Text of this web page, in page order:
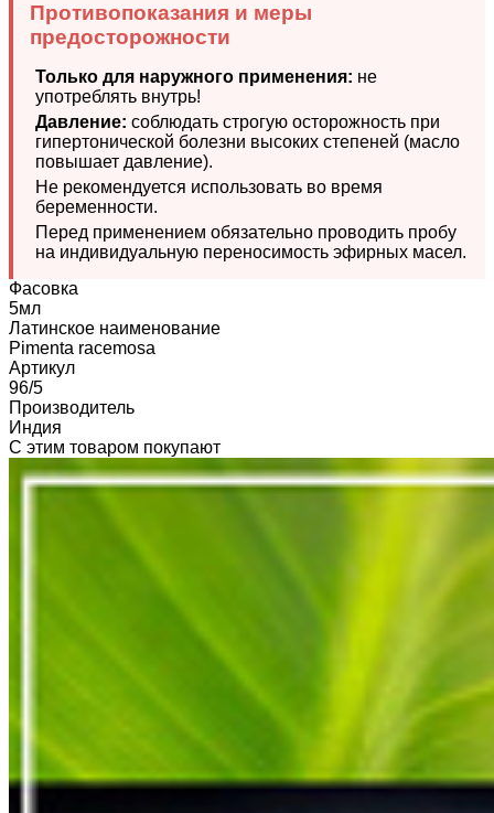
Противопоказания и меры
предосторожности
Только для наружного применения: не
употреблять внутрь!
Давление: соблюдать строгую осторожность при
гипертонической болезни высоких степеней (масло
повышает давление).
Не рекомендуется использовать во время
беременности.
Перед применением обязательно проводить пробу
на индивидуальную переносимость эфирных масел.
Фасовка
5мл
Латинское наименование
Pimenta racemosa
Артикул
96/5
Производитель
Индия
С этим товаром покупают